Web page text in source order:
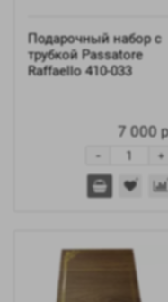
Подарочный набор с
трубкой Passatore
Raffaello 410-033
7 000
+
-